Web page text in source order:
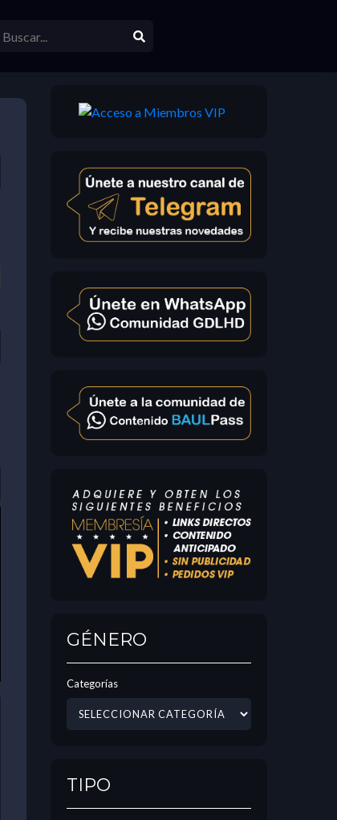
GÉNERO
Categorías
TIPO